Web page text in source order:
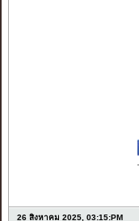
26 สิงหาคม 2025, 03:15:PM